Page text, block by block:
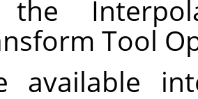
Tool
available